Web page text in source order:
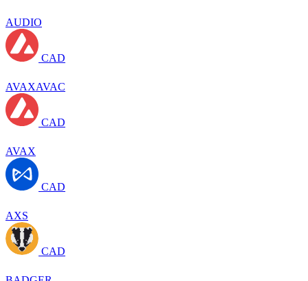
AUDIO
CAD
AVAXAVAC
CAD
AVAX
CAD
AXS
CAD